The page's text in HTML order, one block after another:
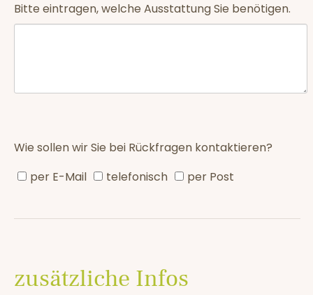
Bitte eintragen, welche Ausstattung Sie benötigen.
Wie sollen wir Sie bei Rückfragen kontaktieren?
per E-Mail
telefonisch per Post
zusätzliche Infos